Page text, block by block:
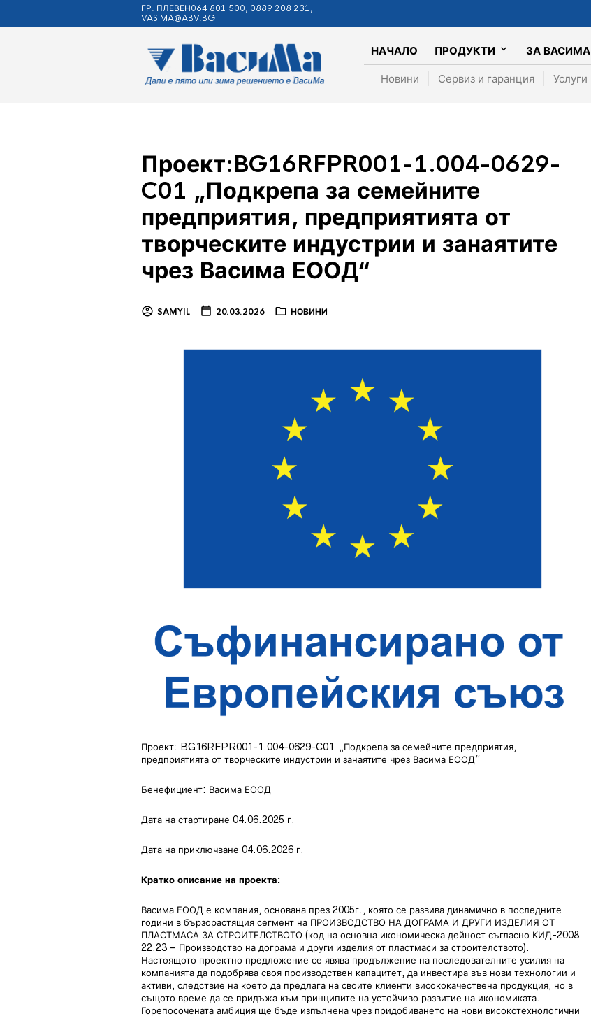
ГР. ПЛЕВЕН064 801 500, 0889 208 231,
VASIMA@ABV.BG
НАЧАЛО ПРОДУКТИ ЗА ВАСИМА
Новини Сервиз и гаранция Услуги
Проект:BG16RFPR001-1.004-0629-
C01 „Подкрепа за семейните
предприятия, предприятията от
творческите индустрии и занаятите
чрез Васима ЕООД“
SAMYIL 20.03.2026 НОВИНИ
Проект: BG16RFPR001-1.004-0629-C01 „Подкрепа за семейните предприятия,
предприятията от творческите индустрии и занаятите чрез Васима ЕООД“
Бенефициент: Васима ЕООД
Дата на стартиране 04.06.2025 г.
Дата на приключване 04.06.2026 г.
Кратко описание на проекта:
Васима ЕООД е компания, основана през 2005г., която се развива динамично в последните
години в бързорастящия сегмент на ПРОИЗВОДСТВО НА ДОГРАМА И ДРУГИ ИЗДЕЛИЯ ОТ
ПЛАСТМАСА ЗА СТРОИТЕЛСТВОТО (код на основна икономическа дейност съгласно КИД-2008
22.23 – Производство на дограма и други изделия от пластмаси за строителството).
Настоящото проектно предложение се явява продължение на последователните усилия на
компанията да подобрява своя производствен капацитет, да инвестира във нови технологии и
активи, следствие на което да предлага на своите клиенти висококачествена продукция, но в
същото време да се придъжа към принципите на устойчиво развитие на икономиката.
Горепосочената амбиция ще бъде изпълнена чрез придобиването на нови високотехнологични